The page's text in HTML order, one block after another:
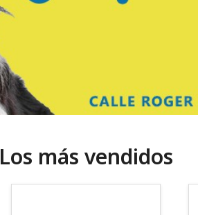
Los más vendidos